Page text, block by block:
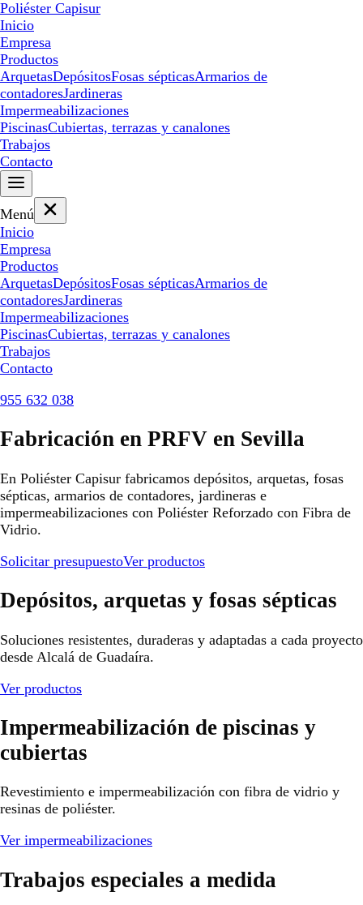
Poliéster Capisur
Inicio
Empresa
Productos
ArquetasDepósitosFosas sépticasArmarios de
contadoresJardineras
Impermeabilizaciones
PiscinasCubiertas, terrazas y canalones
Trabajos
Contacto
Menú
Inicio
Empresa
Productos
ArquetasDepósitosFosas sépticasArmarios de
contadoresJardineras
Impermeabilizaciones
PiscinasCubiertas, terrazas y canalones
Trabajos
Contacto
955 632 038
Fabricación en PRFV en Sevilla
En Poliéster Capisur fabricamos depósitos, arquetas, fosas
sépticas, armarios de contadores, jardineras e
impermeabilizaciones con Poliéster Reforzado con Fibra de
Vidrio.
Solicitar presupuestoVer productos
Depósitos, arquetas y fosas sépticas
Soluciones resistentes, duraderas y adaptadas a cada proyecto
desde Alcalá de Guadaíra.
Ver productos
Impermeabilización de piscinas y
cubiertas
Revestimiento e impermeabilización con fibra de vidrio y
resinas de poliéster.
Ver impermeabilizaciones
Trabajos especiales a medida